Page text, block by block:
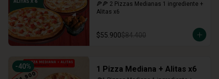
🍕🍕 2 Pizzas Medianas 1 ingrediente +
Alitas x6
$55.900$84.400
-40% 1 Pizza Mediana + Alitas x6